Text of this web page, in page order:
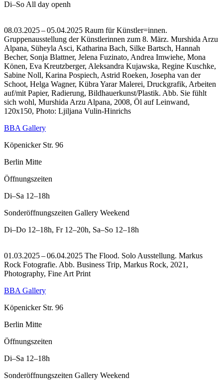
Di–So All day openh
08.03.2025 – 05.04.2025 Raum für Künstler=innen.
Gruppenausstellung der Künstlerinnen zum 8. März. Murshida Arzu
Alpana, Süheyla Asci, Katharina Bach, Silke Bartsch, Hannah
Becher, Sonja Blattner, Jelena Fuzinato, Andrea Imwiehe, Mona
Könen, Eva Kreutzberger, Aleksandra Kujawska, Regine Kuschke,
Sabine Noll, Karina Pospiech, Astrid Roeken, Josepha van der
Schoot, Helga Wagner, Kübra Yarar Malerei, Druckgrafik, Arbeiten
auf/mit Papier, Radierung, Bildhauerkunst/Plastik. Abb. Sie fühlt
sich wohl, Murshida Arzu Alpana, 2008, Öl auf Leinwand,
120x150, Photo: Ljiljana Vulin-Hinrichs
BBA Gallery
Köpenicker Str. 96
Berlin Mitte
Öffnungszeiten
Di–Sa 12–18h
Sonderöffnungszeiten Gallery Weekend
Di–Do 12–18h, Fr 12–20h, Sa–So 12–18h
01.03.2025 – 06.04.2025 The Flood. Solo Ausstellung. Markus
Rock Fotografie. Abb. Business Trip, Markus Rock, 2021,
Photography, Fine Art Print
BBA Gallery
Köpenicker Str. 96
Berlin Mitte
Öffnungszeiten
Di–Sa 12–18h
Sonderöffnungszeiten Gallery Weekend